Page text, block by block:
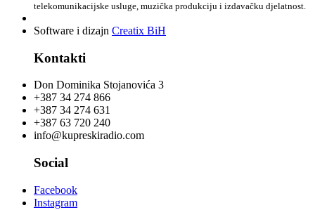
telekomunikacijske usluge, muzička produkciju i izdavačku djelatnost.
Software i dizajn Creatix BiH
Kontakti
Don Dominika Stojanovića 3
+387 34 274 866
+387 34 274 631
+387 63 720 240
info@kupreskiradio.com
Social
Facebook
Instagram